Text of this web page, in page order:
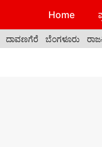
Home
ದಾವಣಗೆರೆ ಬೆಂಗಳೂರು